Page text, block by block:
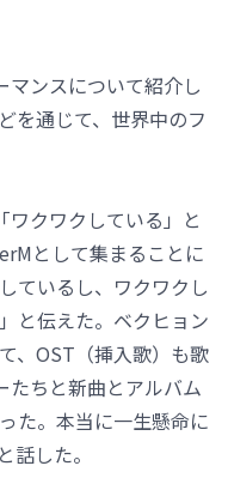
ンスについて紹介し
を通じて、世界中のフ
クワクしている」と
として集まることに
ているし、ワクワクし
と伝えた。ベクヒョン
、OST（挿入歌）も歌
たちと新曲とアルバム
た。本当に一生懸命に
話した。